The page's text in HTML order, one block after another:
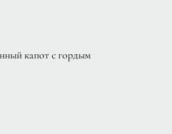
капот с гордым